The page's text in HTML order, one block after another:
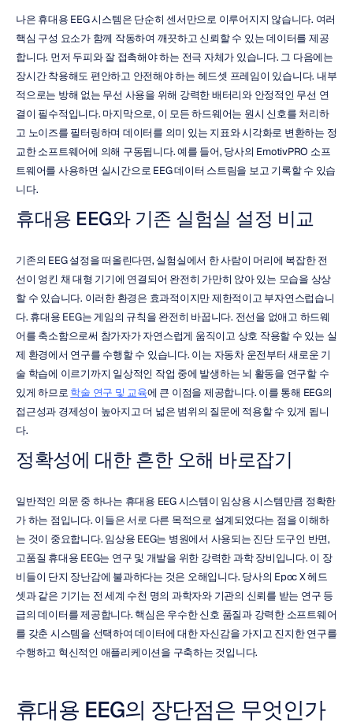
나은 휴대용 EEG 시스템은 단순히 센서만으로 이루어지지 않습니다. 여러
핵심 구성 요소가 함께 작동하여 깨끗하고 신뢰할 수 있는 데이터를 제공
합니다. 먼저 두피와 잘 접촉해야 하는 전극 자체가 있습니다. 그 다음에는
장시간 착용해도 편안하고 안전해야 하는 헤드셋 프레임이 있습니다. 내부
적으로는 방해 없는 무선 사용을 위해 강력한 배터리와 안정적인 무선 연
결이 필수적입니다. 마지막으로, 이 모든 하드웨어는 원시 신호를 처리하
고 노이즈를 필터링하며 데이터를 의미 있는 지표와 시각화로 변환하는 정
교한 소프트웨어에 의해 구동됩니다. 예를 들어, 당사의 EmotivPRO 소프
트웨어를 사용하면 실시간으로 EEG 데이터 스트림을 보고 기록할 수 있습
니다.
휴대용 EEG와 기존 실험실 설정 비교
기존의 EEG 설정을 떠올린다면, 실험실에서 한 사람이 머리에 복잡한 전
선이 엉킨 채 대형 기기에 연결되어 완전히 가만히 앉아 있는 모습을 상상
할 수 있습니다. 이러한 환경은 효과적이지만 제한적이고 부자연스럽습니
다. 휴대용 EEG는 게임의 규칙을 완전히 바꿉니다. 전선을 없애고 하드웨
어를 축소함으로써 참가자가 자연스럽게 움직이고 상호 작용할 수 있는 실
제 환경에서 연구를 수행할 수 있습니다. 이는 자동차 운전부터 새로운 기
술 학습에 이르기까지 일상적인 작업 중에 발생하는 뇌 활동을 연구할 수
있게 하므로 학술 연구 및 교육에 큰 이점을 제공합니다. 이를 통해 EEG의
접근성과 경제성이 높아지고 더 넓은 범위의 질문에 적용할 수 있게 됩니
다.
정확성에 대한 흔한 오해 바로잡기
일반적인 의문 중 하나는 휴대용 EEG 시스템이 임상용 시스템만큼 정확한
가 하는 점입니다. 이들은 서로 다른 목적으로 설계되었다는 점을 이해하
는 것이 중요합니다. 임상용 EEG는 병원에서 사용되는 진단 도구인 반면,
고품질 휴대용 EEG는 연구 및 개발을 위한 강력한 과학 장비입니다. 이 장
비들이 단지 장난감에 불과하다는 것은 오해입니다. 당사의 Epoc X 헤드
셋과 같은 기기는 전 세계 수천 명의 과학자와 기관의 신뢰를 받는 연구 등
급의 데이터를 제공합니다. 핵심은 우수한 신호 품질과 강력한 소프트웨어
를 갖춘 시스템을 선택하여 데이터에 대한 자신감을 가지고 진지한 연구를
수행하고 혁신적인 애플리케이션을 구축하는 것입니다.
휴대용 EEG의 장단점은 무엇인가